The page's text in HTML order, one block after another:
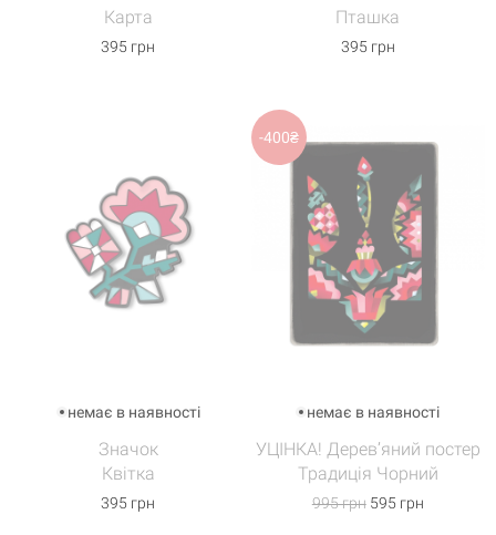
Карта
395 грн
Пташка
395 грн
немає в наявності
Значок
Квітка
395 грн
-400₴
немає в наявності
УЦІНКА! Дерев’яний постер
Традиція Чорний
995 грн595 грн